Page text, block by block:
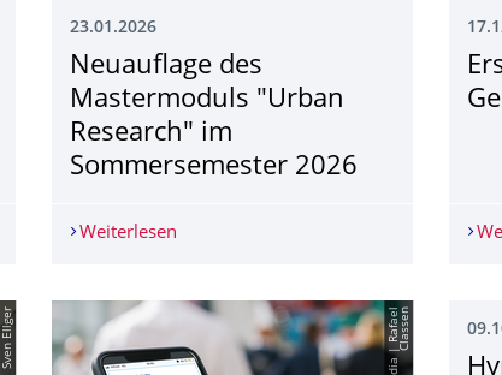
2026 – Science on Stage
23.01.2026
Neuauflage des
Mastermoduls "Urban
Research" im
Sommersemester 2026
Weiterlesen Neuauflage des Mastermoduls "Urban
n